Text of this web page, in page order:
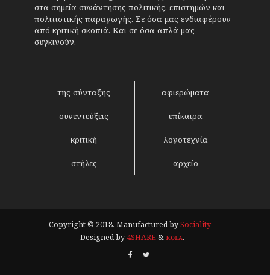
στα σημεία συνάντησης πολιτικής, επιστημών και
πολιτιστικής παραγωγής. Σε όσα μας ενδιαφέρουν
από κριτική σκοπιά. Και σε όσα απλά μας
συγκινούν.
της σύνταξης αφιερώματα
συνεντεύξεις επίκαιρα
κριτική λογοτεχνία
στήλες αρχείο
Copyright © 2018. Manufactured bySociality-
Designed by4SHARE&кʊʟᴀ.